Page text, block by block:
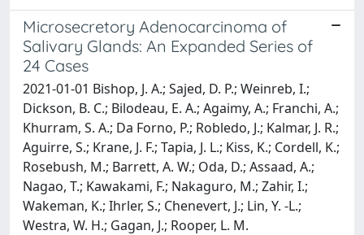
Microsecretory Adenocarcinoma of
Salivary Glands: An Expanded Series of
24 Cases
2021-01-01 Bishop, J. A.; Sajed, D. P.; Weinreb, I.;
Dickson, B. C.; Bilodeau, E. A.; Agaimy, A.; Franchi, A.;
Khurram, S. A.; Da Forno, P.; Robledo, J.; Kalmar, J. R.;
Aguirre, S.; Krane, J. F.; Tapia, J. L.; Kiss, K.; Cordell, K.;
Rosebush, M.; Barrett, A. W.; Oda, D.; Assaad, A.;
Nagao, T.; Kawakami, F.; Nakaguro, M.; Zahir, I.;
Wakeman, K.; Ihrler, S.; Chenevert, J.; Lin, Y. -L.;
Westra, W. H.; Gagan, J.; Rooper, L. M.